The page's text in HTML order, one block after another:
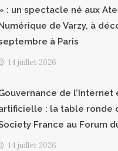
: un spectacle né aux
de Varzy, à
à Paris
14 juillet 2026
de
: la table ronde
France au Forum
14 juillet 2026